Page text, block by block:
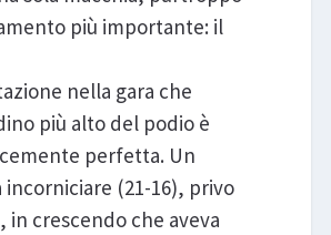
più importante: il
nella gara che
più alto del podio è
perfetta. Un
incorniciare (21-16), privo
in crescendo che aveva